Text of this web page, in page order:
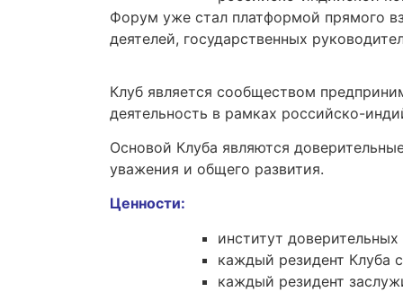
Форум уже стал платформой прямого
деятелей, государственных
Клуб является сообществом
деятельность в рамках российско-
Основой Клуба являются
уважения и общего развития.
Ценности:
институт
каждый резидент Клуба
каждый резидент